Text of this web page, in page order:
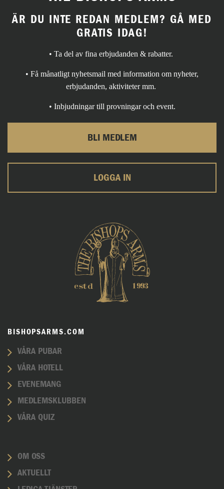
ÄR DU INTE REDAN MEDLEM? GÅ MED
GRATIS IDAG!
• Ta del av fina erbjudanden & rabatter.
• Få månatligt nyhetsmail med information om nyheter,
erbjudanden, aktiviteter mm.
• Inbjudningar till provningar och event.
BLI MEDLEM
LOGGA IN
BISHOPSARMS.COM
VÅRA PUBAR
VÅRA HOTELL
EVENEMANG
MEDLEMSKLUBBEN
VÅRA QUIZ
OM OSS
AKTUELLT